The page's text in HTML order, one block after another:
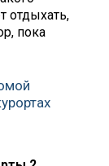
отдыхать,
пока